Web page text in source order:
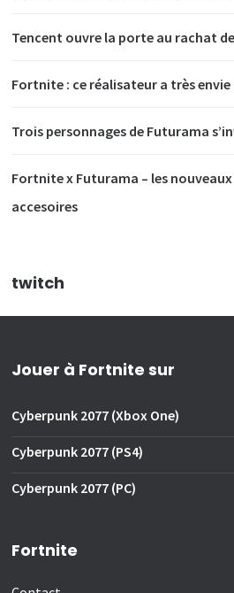
Tencent ouvre la porte au rachat
Fortnite : ce réalisateur a très
Trois personnages de Futurama
Fortnite x Futurama – les
accesoires
twitch
Jouer à Fortnite sur
Cyberpunk 2077 (Xbox One)
Cyberpunk 2077 (PS4)
Cyberpunk 2077 (PC)
Fortnite